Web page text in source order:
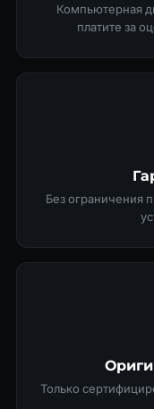
Компьютерная
платите за
Без ограничения
Только